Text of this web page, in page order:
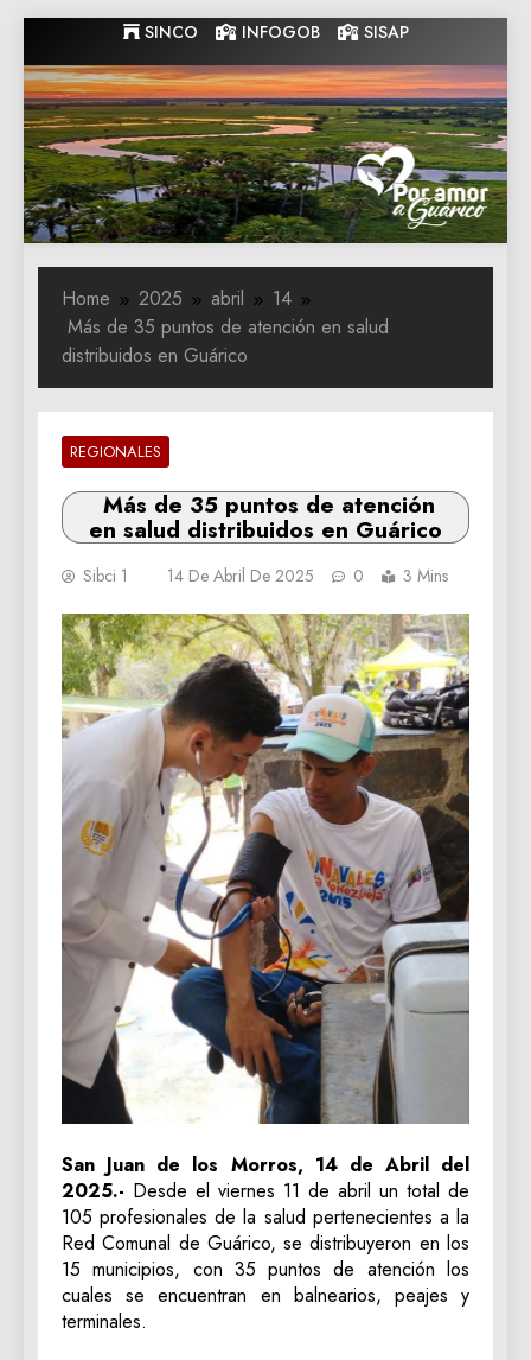
to
content
SINCO INFOGOB SISAP
Gobernacion
de Guarico
Gobernacion de Guarico
Home 2025 abril
14
Más de 35 puntos de atención en salud
distribuidos en Guárico
REGIONALES
Más de 35 puntos de atención
en salud distribuidos en Guárico
Sibci 1 14 De Abril De 2025 0 3 Mins
San Juan de los Morros, 14 de Abril del
2025.- Desde el viernes 11 de abril un total de
105 profesionales de la salud pertenecientes a la
Red Comunal de Guárico, se distribuyeron en los
15 municipios, con 35 puntos de atención los
cuales se encuentran en balnearios, peajes y
terminales.